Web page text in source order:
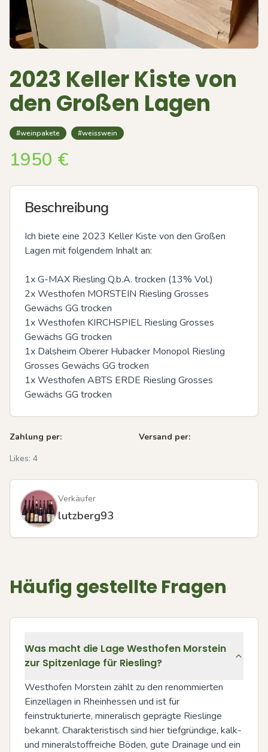
2023 Keller Kiste von
den Großen Lagen
#weinpakete #weisswein
1950 €
Beschreibung
Ich biete eine 2023 Keller Kiste von den Großen
Lagen mit folgendem Inhalt an:
1x G-MAX Riesling Q.b.A. trocken (13% Vol.)
2x Westhofen MORSTEIN Riesling Grosses
Gewächs GG trocken
1x Westhofen KIRCHSPIEL Riesling Grosses
Gewächs GG trocken
1x Dalsheim Oberer Hubacker Monopol Riesling
Grosses Gewächs GG trocken
1x Westhofen ABTS ERDE Riesling Grosses
Gewächs GG trocken
Zahlung per:
Versand per:
Likes: 4
Verkäufer
lutzberg93
Häufig gestellte Fragen
Was macht die Lage Westhofen Morstein
zur Spitzenlage für Riesling?
Westhofen Morstein zählt zu den renommierten
Einzellagen in Rheinhessen und ist für
feinstrukturierte, mineralisch geprägte Rieslinge
bekannt. Charakteristisch sind hier tiefgründige, kalk-
und mineralstoffreiche Böden, gute Drainage und ein